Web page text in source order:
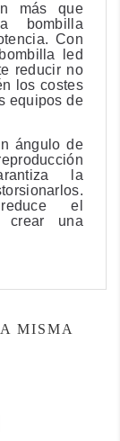
más que
bombilla
Con
led
reducir no
los costes
equipos de
ángulo de
la
.
el
crear una
MISMA